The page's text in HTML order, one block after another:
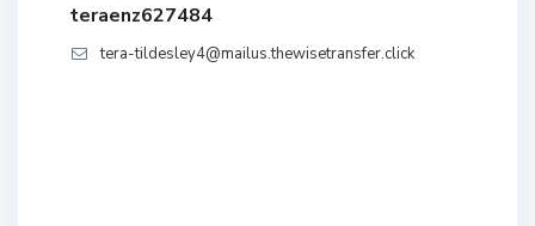
teraenz627484
tera-tildesley4@mailus.thewisetransfer.click